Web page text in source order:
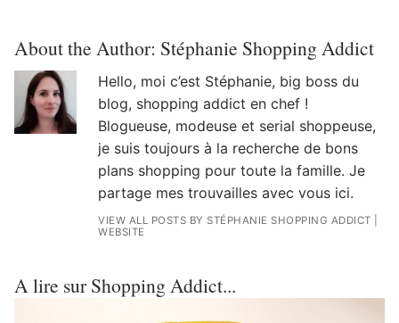
About the Author: Stéphanie Shopping Addict
Hello, moi c’est Stéphanie, big boss du
blog, shopping addict en chef !
Blogueuse, modeuse et serial shoppeuse,
je suis toujours à la recherche de bons
plans shopping pour toute la famille. Je
partage mes trouvailles avec vous ici.
VIEW ALL POSTS BY STÉPHANIE SHOPPING ADDICT
WEBSITE
A lire sur Shopping Addict...